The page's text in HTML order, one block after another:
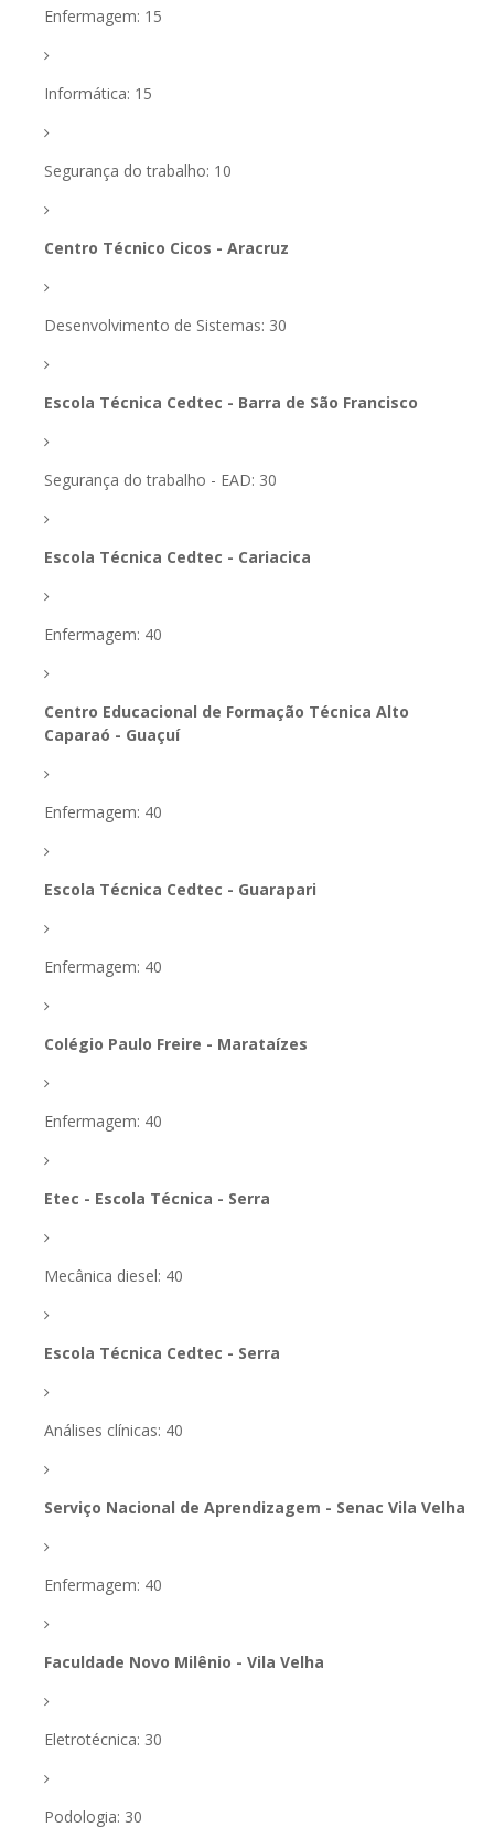
Enfermagem: 15
Informática: 15
Segurança do trabalho: 10
Centro Técnico Cicos - Aracruz
Desenvolvimento de Sistemas: 30
Escola Técnica Cedtec - Barra de São Francisco
Segurança do trabalho - EAD: 30
Escola Técnica Cedtec - Cariacica
Enfermagem: 40
Centro Educacional de Formação Técnica Alto
Caparaó - Guaçuí
Enfermagem: 40
Escola Técnica Cedtec - Guarapari
Enfermagem: 40
Colégio Paulo Freire - Marataízes
Enfermagem: 40
Etec - Escola Técnica - Serra
Mecânica diesel: 40
Escola Técnica Cedtec - Serra
Análises clínicas: 40
Serviço Nacional de Aprendizagem - Senac Vila Velha
Enfermagem: 40
Faculdade Novo Milênio - Vila Velha
Eletrotécnica: 30
Podologia: 30